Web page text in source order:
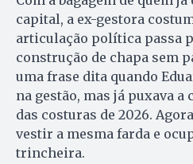
capital, a ex-gestora
articulação política passa
construção de chapa sem
uma frase dita quando
na gestão, mas já puxava a
das costuras de 2026.
vestir a mesma farda e
trincheira.